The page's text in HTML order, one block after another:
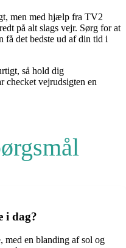
men med hjælp fra TV2
på alt slags vejr. Sørg for at
få det bedste ud af din tid i
så hold dig
checket vejrudsigten en
i dag?
med en blanding af sol og